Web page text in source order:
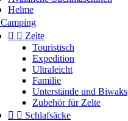
Helme
Camping
  Zelte
Touristisch
Expedition
Ultraleicht
Familie
Unterstände und Biwaks
Zubehör für Zelte
  Schlafsäcke